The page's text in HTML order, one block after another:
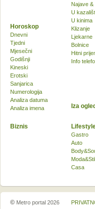
Najave &
U
U kinima
Klizanje
Ljekarne
Bolnice
Hitni
Info
Biznis
Gastro
Auto
Moda&Stil
Casa
Horoskop
Dnevni
Tjedni
Mjesečni
Godišnji
Kineski
Erotski
Sanjarica
Numerologija
Analiza datuma
Analiza imena
Iza
© Metro portal 2026